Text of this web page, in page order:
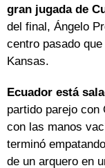
gran jugada de
del final, Ángelo
centro pasado
Kansas.
Ecuador está
partido parejo
con las manos
terminó
de un arquero en